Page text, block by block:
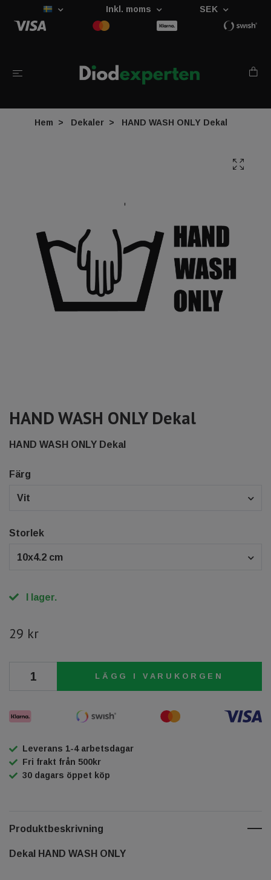
Inkl. moms SEK
Hem Dekaler HAND WASH ONLY Dekal
HAND WASH ONLY Dekal
HAND WASH ONLY Dekal
Färg
Vit
Storlek
10x4.2 cm
I lager.
29 kr
LÄGG I VARUKORGEN
Leverans 1-4 arbetsdagar
Fri frakt från 500kr
30 dagars öppet köp
Produktbeskrivning
Dekal HAND WASH ONLY